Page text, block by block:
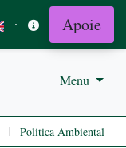
· Apoie
Menu
| Politica Ambiental